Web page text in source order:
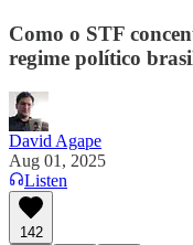
Como o STF
regime político
David Agape
Aug 01, 2025
Listen
142